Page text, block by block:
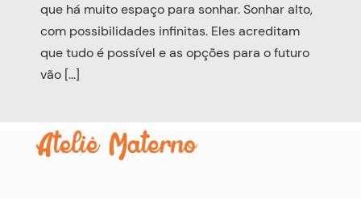
que há muito espaço para sonhar. Sonhar alto,
com possibilidades infinitas. Eles acreditam
que tudo é possível e as opções para o futuro
vão […]